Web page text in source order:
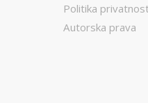
Politika
Autorska prava